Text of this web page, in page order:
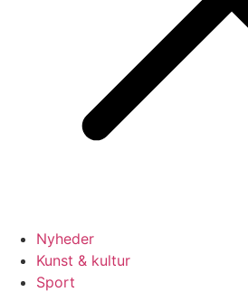
Nyheder
Kunst & kultur
Sport